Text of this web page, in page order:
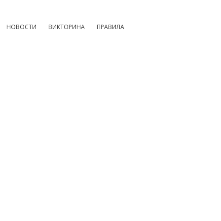
НОВОСТИ ВИКТОРИНА ПРАВИЛА